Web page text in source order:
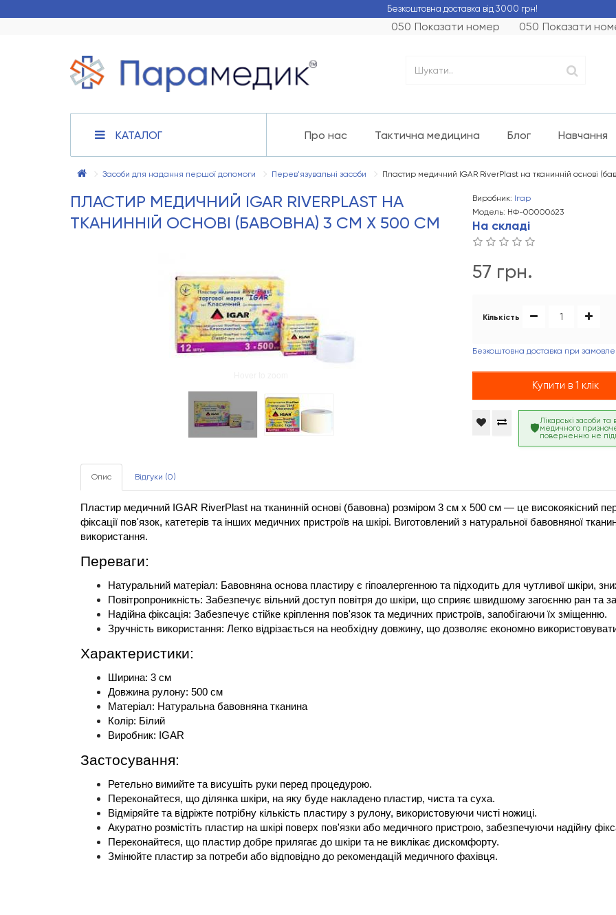
Безкоштовна доставка від 3000 грн!
050 Показати номер 050 Показати
КАТАЛОГ Про нас Тактична медицина Блог Навчання
Засоби для надання першої допомоги Перев'язувальні засоби Пластир медичний IGAR RiverPlast на тканинній основі
ПЛАСТИР МЕДИЧНИЙ IGAR RIVERPLAST НА
ТКАНИННІЙ ОСНОВІ (БАВОВНА) 3 СМ Х 500 СМ
Виробник: Ігар
Модель: НФ-00000623
На складі
57 грн.
Кількість
Безкоштовна доставка при
Купити в 1 клік
Лікарські засоби та
медичного
поверненню не
Опис Відгуки (0)
Пластир медичний IGAR RiverPlast на тканинній основі (бавовна) розміром 3 см х 500 см — це високоякісний
фіксації пов'язок, катетерів та інших медичних пристроїв на шкірі. Виготовлений з натуральної бавовняної
використання.
Переваги:
Натуральний матеріал: Бавовняна основа пластиру є гіпоалергенною та підходить для чутливої шкіри,
Повітропроникність: Забезпечує вільний доступ повітря до шкіри, що сприяє швидшому загоєнню ран та
Надійна фіксація: Забезпечує стійке кріплення пов'язок та медичних пристроїв, запобігаючи їх зміщенню.
Зручність використання: Легко відрізається на необхідну довжину, що дозволяє економно
Характеристики:
Ширина: 3 см
Довжина рулону: 500 см
Матеріал: Натуральна бавовняна тканина
Колір: Білий
Виробник: IGAR
Застосування:
Ретельно вимийте та висушіть руки перед процедурою.
Переконайтеся, що ділянка шкіри, на яку буде накладено пластир, чиста та суха.
Відміряйте та відріжте потрібну кількість пластиру з рулону, використовуючи чисті ножиці.
Акуратно розмістіть пластир на шкірі поверх пов'язки або медичного пристрою, забезпечуючи надійну
Переконайтеся, що пластир добре прилягає до шкіри та не виклікає дискомфорту.
Змінюйте пластир за потреби або відповідно до рекомендацій медичного фахівця.